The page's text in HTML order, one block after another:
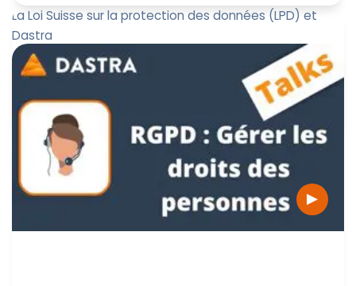
La Loi Suisse sur la protection des données (LPD) et
Dastra
Comment anticiper sa conformité à la nouvelle loi
fédérale suisse de protection des données (LPD) qui
entre en vigueur l...
Jérôme de Mercey
17 mars 2022